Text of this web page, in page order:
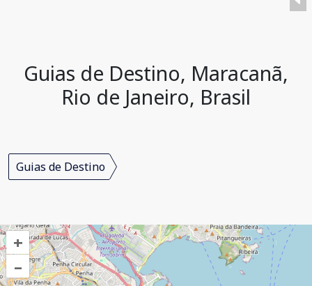
Guias de Destino, Maracanã,
Rio de Janeiro, Brasil
Guias de Destino
+
–